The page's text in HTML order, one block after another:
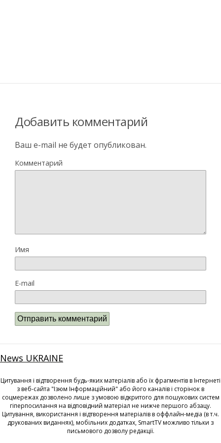
Добавить комментарий
Ваш e-mail не будет опубликован.
Комментарий
Имя
E-mail
News UKRAINE
Цитування і відтворення будь-яких матеріалів або їх фрагментів в Інтернеті
з веб-сайта "Ізюм Інформаційний" або його каналів і сторінок в
соцмережах дозволено лише з умовою відкритого для пошукових систем
гіперпосилання на відповідний матеріал не нижче першого абзацу.
Цитування, використання і відтворення матеріалів в оффлайн-медіа (в т.ч.
друкованих виданнях), мобільних додатках, SmartTV можливо тільки з
письмового дозволу редакції.